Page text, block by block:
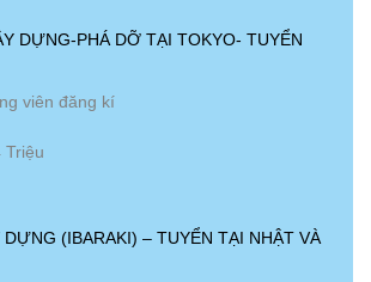
DỰNG-PHÁ DỠ TẠI TOKYO- TUYỂN
viên đăng kí
Triệu
DỰNG (IBARAKI) – TUYỂN TẠI NHẬT VÀ